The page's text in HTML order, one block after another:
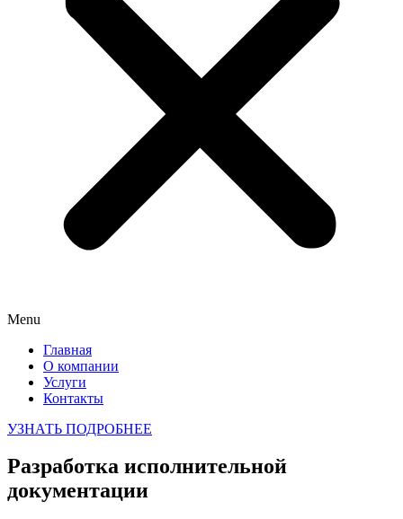
Menu
Главная
О компании
Услуги
Контакты
УЗНАТЬ ПОДРОБНЕЕ
Разработка исполнительной
документации